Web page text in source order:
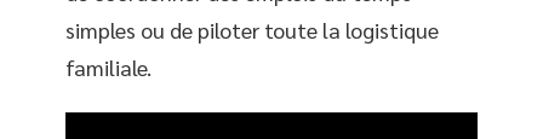
simples ou de piloter toute la logistique
familiale.